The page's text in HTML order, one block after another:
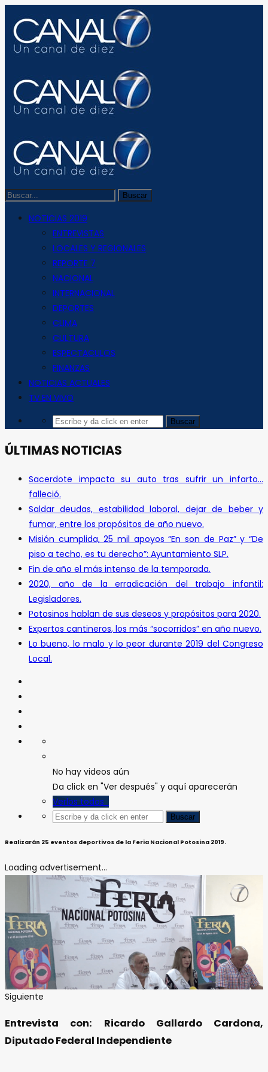
NOTICIAS 2019
ENTREVISTAS
LOCALES Y REGIONALES
REPORTE 7
NACIONAL
INTERNACIONAL
DEPORTES
CLIMA
CULTURA
ESPECTACULOS
FINANZAS
NOTICIAS ACTUALES
TV EN VIVO
ÚLTIMAS NOTICIAS
Sacerdote impacta su auto tras sufrir un infarto…
falleció.
Saldar deudas, estabilidad laboral, dejar de beber y
fumar, entre los propósitos de año nuevo.
Misión cumplida, 25 mil apoyos “En son de Paz” y “De
piso a techo, es tu derecho”: Ayuntamiento SLP.
Fin de año el más intenso de la temporada.
2020, año de la erradicación del trabajo infantil:
Legisladores.
Potosinos hablan de sus deseos y propósitos para 2020.
Expertos cantineros, los más “socorridos” en año nuevo.
Lo bueno, lo malo y lo peor durante 2019 del Congreso
Local.
No hay videos aún
Da click en "Ver después" y aquí aparecerán
Verlos todos
Realizarán 25 eventos deportivos de la Feria Nacional Potosina 2019.
Loading advertisement...
Siguiente
Entrevista con: Ricardo Gallardo Cardona,
Diputado Federal Independiente